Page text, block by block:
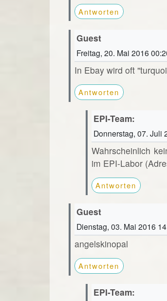
Antworten
Guest
Freitag, 20. Mai 2016
In Ebay wird oft
Antworten
EPI-Team:
Donnerstag, 07. Juli
Wahrscheinlich
im EPI-Labor
Antworten
Guest
Dienstag, 03. Mai 2016
angelskinopal
Antworten
EPI-Team: